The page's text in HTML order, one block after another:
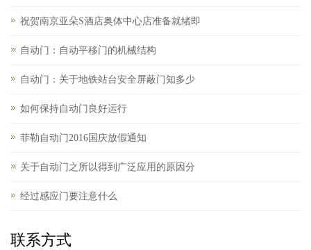
祝贺南京亚朵S酒店奥体中心店准备就绪即
自动门：自动平移门的机械结构
自动门：关于地铁站台安全屏蔽门知多少
如何保持自动门良好运行
菲勒自动门2016国庆放假通知
关于自动门之所以得到广泛应用的原因分
经过感应门要注意什么
联系方式